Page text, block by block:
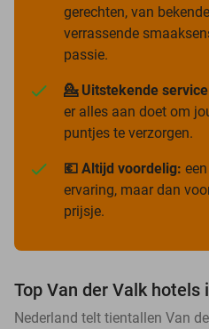
gerechten, van
verrassende
passie.
💁 Uitstekende
er alles aan doet om
puntjes te verzorgen.
💶 Altijd voordelig:
ervaring, maar dan
prijsje.
Top Van der Valk hotels
Nederland telt tientallen Van